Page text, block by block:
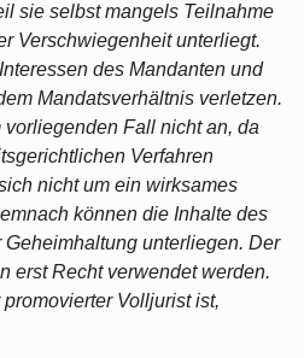
sie selbst mangels Teilnahme
Verschwiegenheit unterliegt.
des Mandanten und
Mandatsverhältnis verletzen.
Fall nicht an, da
Verfahren
nicht um ein wirksames
können die Inhalte des
unterliegen. Der
erst Recht verwendet werden.
Volljurist ist,